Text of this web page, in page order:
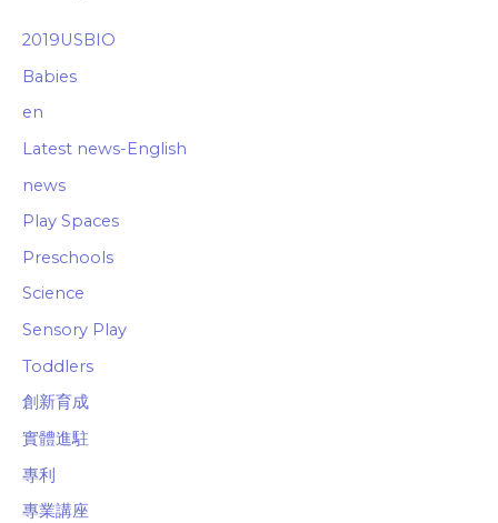
2019USBIO
Babies
en
Latest news-English
news
Play Spaces
Preschools
Science
Sensory Play
Toddlers
創新育成
實體進駐
專利
專業講座